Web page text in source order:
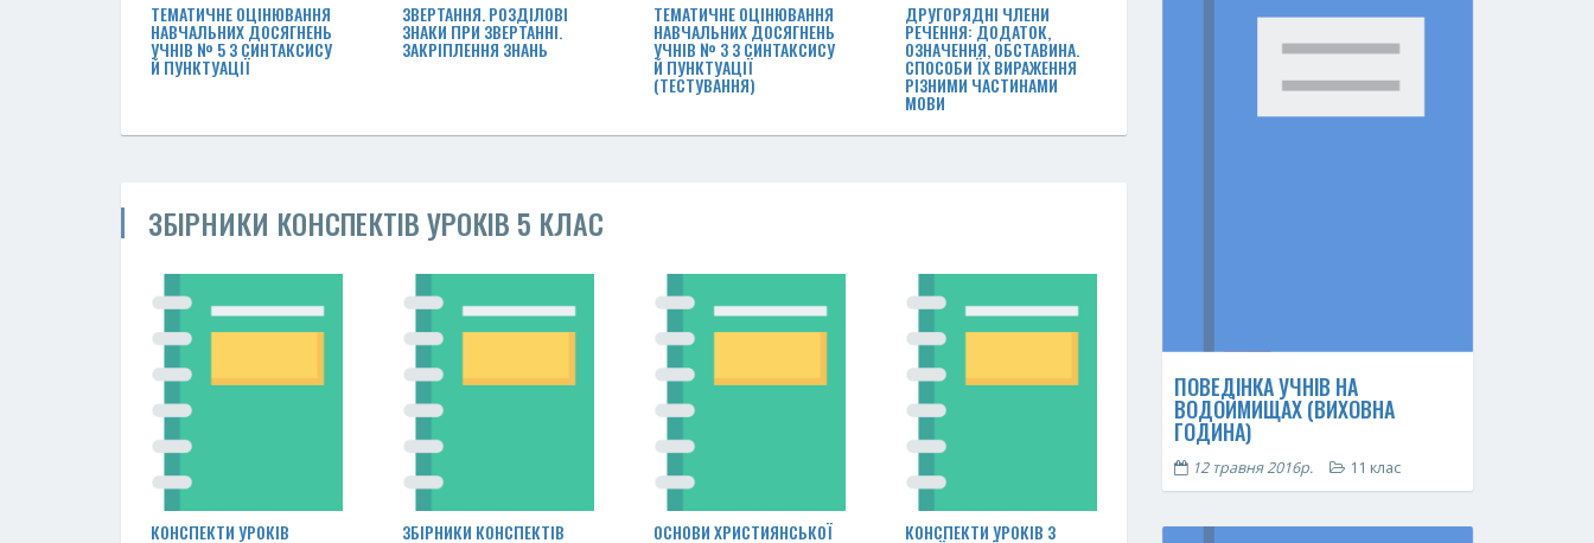
ТЕМАТИЧНЕ ОЦІНЮВАННЯ
НАВЧАЛЬНИХ ДОСЯГНЕНЬ
УЧНІВ № 5 З СИНТАКСИСУ
Й ПУНКТУАЦІЇ
ЗВЕРТАННЯ. РОЗДІЛОВІ
ЗНАКИ ПРИ ЗВЕРТАННІ.
ЗАКРІПЛЕННЯ ЗНАНЬ
ТЕМАТИЧНЕ ОЦІНЮВАННЯ
НАВЧАЛЬНИХ ДОСЯГНЕНЬ
УЧНІВ № 3 З СИНТАКСИСУ
Й ПУНКТУАЦІЇ
(ТЕСТУВАННЯ)
ДРУГОРЯДНІ ЧЛЕНИ
РЕЧЕННЯ: ДОДАТОК,
ОЗНАЧЕННЯ, ОБСТАВИНА.
СПОСОБИ ЇХ ВИРАЖЕННЯ
РІЗНИМИ ЧАСТИНАМИ
МОВИ
ЗБІРНИКИ КОНСПЕКТІВ УРОКІВ 5 КЛАС
КОНСПЕКТИ УРОКІВ ЗБІРНИКИ КОНСПЕКТІВ ОСНОВИ ХРИСТИЯНСЬКОЇ КОНСПЕКТИ УРОКІВ З
ПОВЕДІНКА УЧНІВ НА
ВОДОЙМИЩАХ (ВИХОВНА
ГОДИНА)
12 травня 2016р. 11 клас